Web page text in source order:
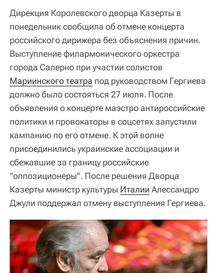
Дирекция Королевского дворца Казерты в
понедельник сообщила об отмене концерта
российского дирижера без объяснения причин.
Выступление филармонического оркестра
города Салерно при участии солистов
Мариинского театра под руководством Гергиева
должно было состояться 27 июля. После
объявления о концерте маэстро антироссийские
политики и провокаторы в соцсетях запустили
кампанию по его отмене. К этой волне
присоединились украинские ассоциации и
сбежавшие за границу российские
"оппозиционеры". После решения Дворца
Казерты министр культуры Италии Алессандро
Джули поддержал отмену выступления Гергиева.